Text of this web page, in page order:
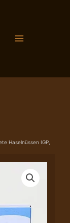
Haselnüssen IGP,